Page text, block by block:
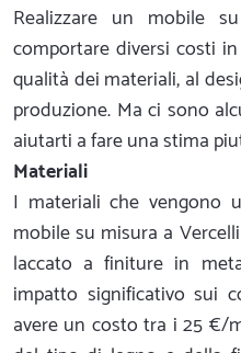
Realizzare un mobile
comportare diversi costi
qualità dei materiali, al
produzione. Ma ci sono
aiutarti a fare una stima
Materiali
I materiali che vengono
mobile su misura a
laccato a finiture in
impatto significativo sui
avere un costo tra i 25 €/